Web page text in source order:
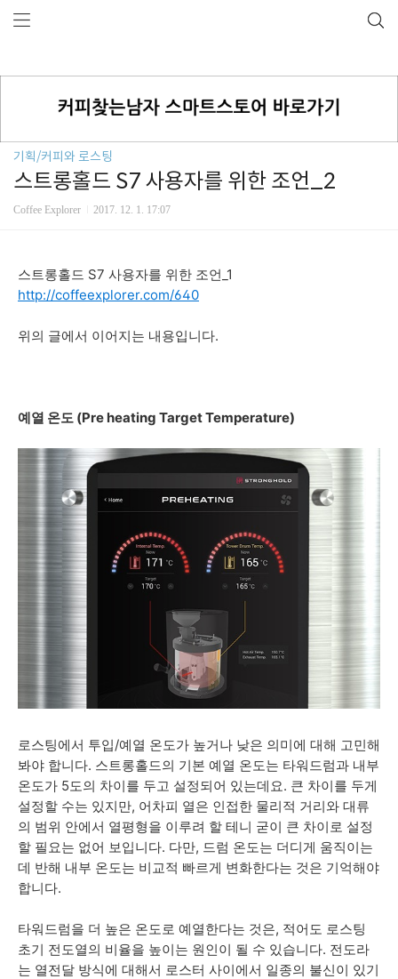
기획/커피와 로스팅
스트롱홀드 S7 사용자를 위한 조언_2
Coffee Explorer 2017. 12. 1. 17:07
스트롱홀드 S7 사용자를 위한 조언_1
http://coffeexplorer.com/640
위의 글에서 이어지는 내용입니다.
예열 온도 (Pre heating Target Temperature)
로스팅에서 투입/예열 온도가 높거나 낮은 의미에 대해 고민해
봐야 합니다. 스트롱홀드의 기본 예열 온도는 타워드럼과 내부
온도가 5도의 차이를 두고 설정되어 있는데요. 큰 차이를 두게
설정할 수는 있지만, 어차피 열은 인접한 물리적 거리와 대류
의 범위 안에서 열평형을 이루려 할 테니 굳이 큰 차이로 설정
할 필요는 없어 보입니다. 다만, 드럼 온도는 더디게 움직이는
데 반해 내부 온도는 비교적 빠르게 변화한다는 것은 기억해야
합니다.
타워드럼을 더 높은 온도로 예열한다는 것은, 적어도 로스팅
초기 전도열의 비율을 높이는 원인이 될 수 있습니다. 전도라
는 열전달 방식에 대해서 로스터 사이에서 일종의 불신이 있기